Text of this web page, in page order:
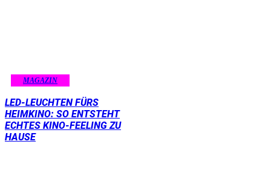
MAGAZIN
LED-LEUCHTEN FÜRS
HEIMKINO: SO ENTSTEHT
ECHTES KINO-FEELING ZU
HAUSE